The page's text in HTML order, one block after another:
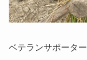
ベテランサポータ